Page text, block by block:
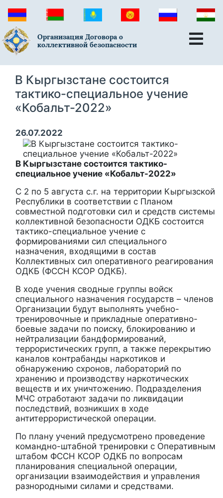
Организация Договора о
коллективной безопасности
В Кыргызстане состоится
тактико-специальное учение
«Кобальт-2022»
26.07.2022
В Кыргызстане состоится тактико-
специальное учение «Кобальт-2022»
С 2 по 5 августа с.г. на территории Кыргызской
Республики в соответствии с Планом
совместной подготовки сил и средств системы
коллективной безопасности ОДКБ состоится
тактико-специальное учение с
формированиями сил специального
назначения, входящими в состав
Коллективных сил оперативного реагирования
ОДКБ (ФССН КСОР ОДКБ).
В ходе учения сводные группы войск
специального назначения государств – членов
Организации будут выполнять учебно-
тренировочные и прикладные оперативно-
боевые задачи по поиску, блокированию и
нейтрализации бандформирований,
террористических групп, а также перекрытию
каналов контрабанды наркотиков и
обнаружению схронов, лабораторий по
хранению и производству наркотических
веществ и их уничтожению. Подразделения
МЧС отработают задачи по ликвидации
последствий, возникших в ходе
антитеррористической операции.
По плану учений предусмотрено проведение
командно-штабной тренировки с Оперативным
штабом ФССН КСОР ОДКБ по вопросам
планирования специальной операции,
организации взаимодействия и управления
разнородными силами и средствами.